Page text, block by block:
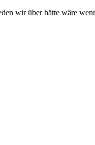
wir über hätte wäre